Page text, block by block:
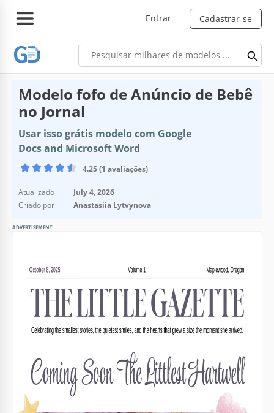
Entrar Cadastrar-se
Modelo fofo de Anúncio de Bebê
no Jornal
Usar isso grátis modelo com Google
Docs and Microsoft Word
4.25 (1 avaliações)
Atualizado
July 4, 2026
Criado por
Anastasiia Lytvynova
ADVERTISEMENT